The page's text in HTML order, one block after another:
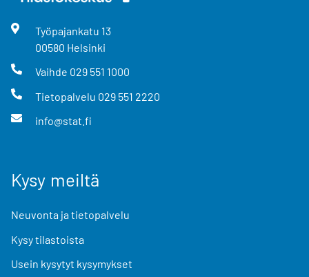
Työpajankatu 13
00580 Helsinki
Vaihde 029 551 1000
Tietopalvelu 029 551 2220
info@stat.fi
Kysy meiltä
Neuvonta ja tietopalvelu
Kysy tilastoista
Usein kysytyt kysymykset